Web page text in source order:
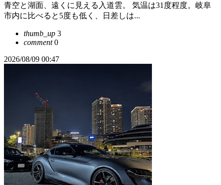
青空と湖面、遠くに見える入道雲。 ​気温は31度程度。岐阜
市内に比べると5度も低く、日差しは...
thumb_up 3
comment0
2026/08/09 00:47